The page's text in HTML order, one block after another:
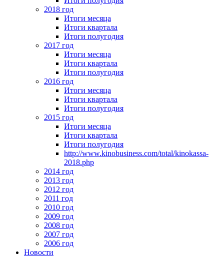
2018 год
Итоги месяца
Итоги квартала
Итоги полугодия
2017 год
Итоги месяца
Итоги квартала
Итоги полугодия
2016 год
Итоги месяца
Итоги квартала
Итоги полугодия
2015 год
Итоги месяца
Итоги квартала
Итоги полугодия
http://www.kinobusiness.com/total/kinokassa-
2018.php
2014 год
2013 год
2012 год
2011 год
2010 год
2009 год
2008 год
2007 год
2006 год
Новости